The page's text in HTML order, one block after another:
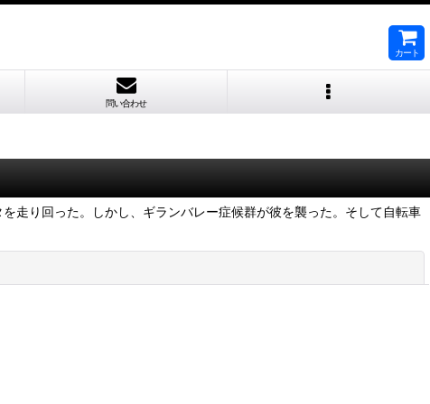
カート
問い合わせ
走り回った。しかし、ギランバレー症候群が彼を襲った。そして自転車